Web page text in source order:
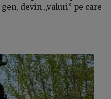
devin „valuri” pe care